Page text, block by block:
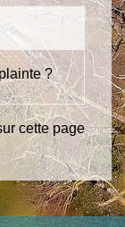
?
cette page